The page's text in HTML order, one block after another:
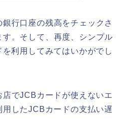
行口座の残高をチェックさ
。そして、再度、シンプル
利用してみてはいかがでし
でJCBカードが使えないエ
したJCBカードの支払い遅